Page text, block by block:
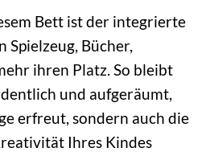
Bett ist der integrierte
Spielzeug, Bücher,
ihren Platz. So bleibt
und aufgeräumt,
erfreut, sondern auch die
Ihres Kindes